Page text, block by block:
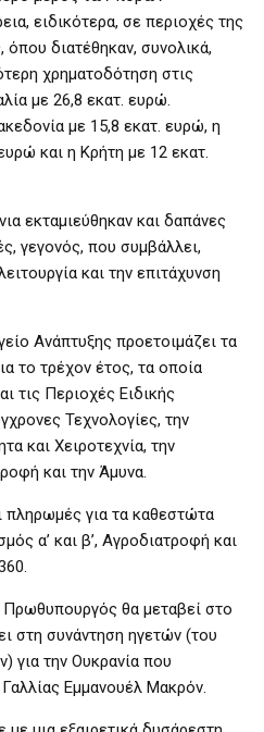
ειδικότερα, σε περιοχές της
διατέθηκαν, συνολικά,
χρηματοδότηση στις
με 26,8 εκατ. ευρώ.
με 15,8 εκατ. ευρώ, η
και η Κρήτη με 12 εκατ.
εκταμιεύθηκαν και δαπάνες
γεγονός, που συμβάλλει,
και την επιτάχυνση
Ανάπτυξης προετοιμάζει τα
το τρέχον έτος, τα οποία
τις Περιοχές Ειδικής
Τεχνολογίες, την
και Χειροτεχνία, την
και την Άμυνα.
πληρωμές για τα καθεστώτα
α’ και β’, Αγροδιατροφή και
Πρωθυπουργός θα μεταβεί στο
στη συνάντηση ηγετών (του
για την Ουκρανία που
Εμμανουέλ Μακρόν.